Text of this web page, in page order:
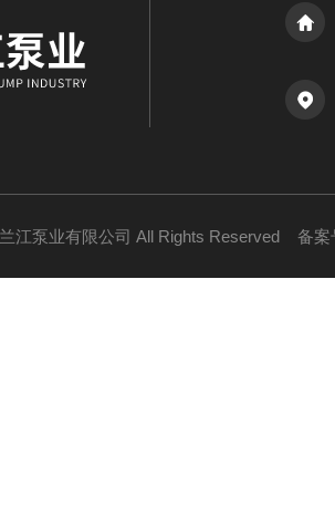
江泵业有限公司 All Rights Reserved 备案